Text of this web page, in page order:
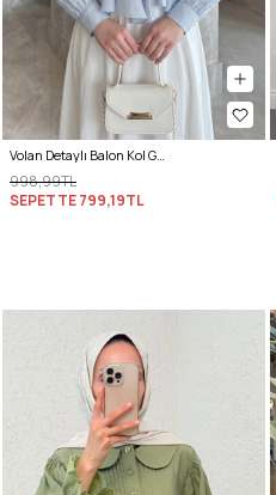
Volan Detaylı Balon Kol Gömlek Y0095 - BEBE MAVİSİ
998,99TL
SEPETTE799,19TL